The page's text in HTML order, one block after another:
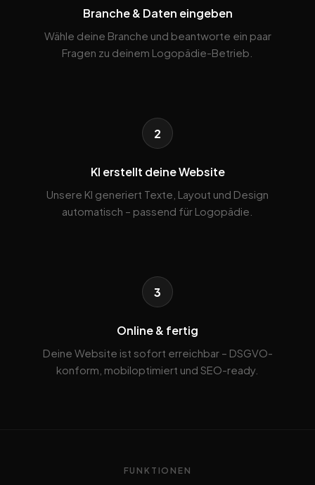
Branche & Daten eingeben
Wähle deine Branche und beantworte ein paar
Fragen zu deinem Logopädie-Betrieb.
2
KI erstellt deine Website
Unsere KI generiert Texte, Layout und Design
automatisch – passend für Logopädie.
3
Online & fertig
Deine Website ist sofort erreichbar – DSGVO-
konform, mobiloptimiert und SEO-ready.
FUNKTIONEN